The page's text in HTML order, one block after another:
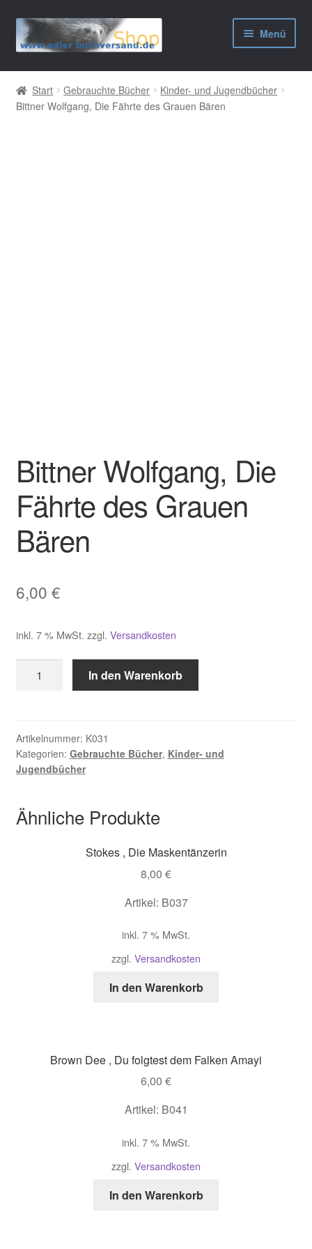
Zur
Navigation
Zum
Inhalt
Menü
AGB
Widerrufsbelehrung
Start Gebrauchte Bücher
Kinder- und Jugendbücher
Bittner Wolfgang, Die Fährte des Grauen Bären
Bittner Wolfgang, Die
Fährte des Grauen
Bären
6,00 €
inkl. 7 % MwSt. zzgl. Versandkosten
Wolfgang,
des
Grauen
Bären
In den Warenkorb
Artikelnummer: K031
Kategorien: Gebrauchte Bücher, Kinder- und
Jugendbücher
Ähnliche Produkte
Stokes , Die Maskentänzerin
8,00 €
Artikel: B037
inkl. 7 % MwSt.
zzgl. Versandkosten
In den Warenkorb
Brown Dee , Du folgtest dem Falken Amayi
6,00 €
Artikel: B041
inkl. 7 % MwSt.
zzgl. Versandkosten
In den Warenkorb